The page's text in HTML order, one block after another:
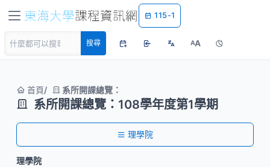
115-1
搜尋 AA
首頁 系所開課總覽：
系所開課總覽：108學年度第1學期
理學院
理學院